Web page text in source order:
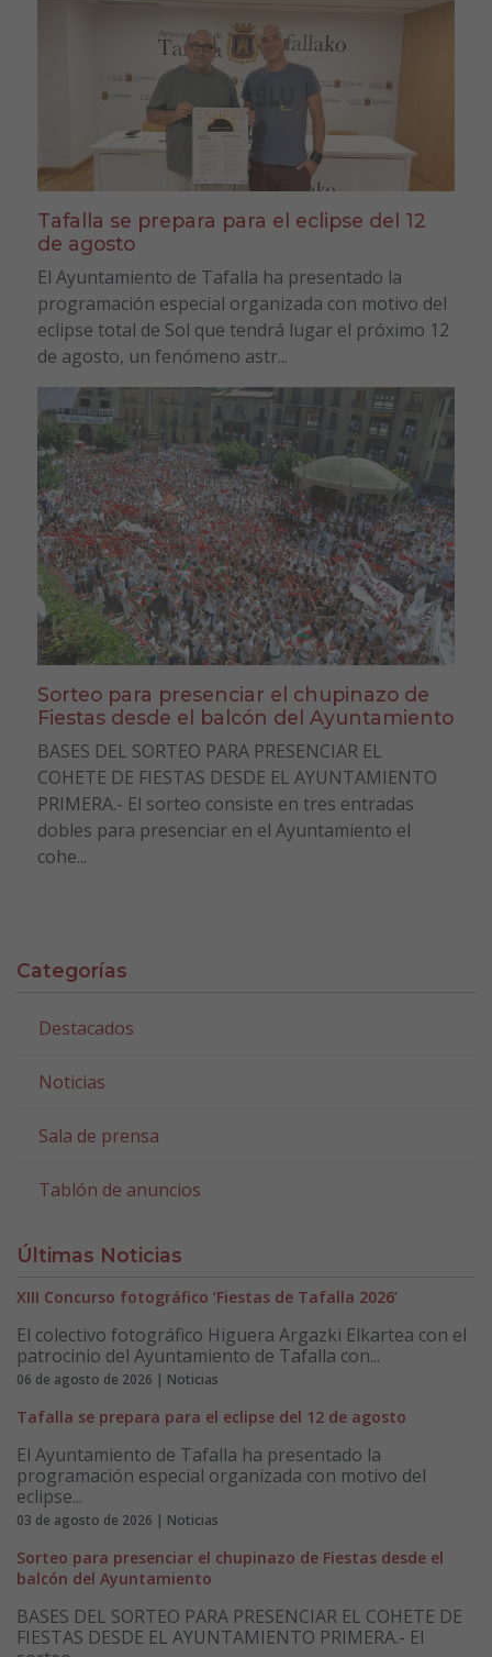
Tafalla se prepara para el eclipse del 12
de agosto
El Ayuntamiento de Tafalla ha presentado la
programación especial organizada con motivo del
eclipse total de Sol que tendrá lugar el próximo 12
de agosto, un fenómeno astr...
Sorteo para presenciar el chupinazo de
Fiestas desde el balcón del Ayuntamiento
BASES DEL SORTEO PARA PRESENCIAR EL
COHETE DE FIESTAS DESDE EL AYUNTAMIENTO
PRIMERA.- El sorteo consiste en tres entradas
dobles para presenciar en el Ayuntamiento el
cohe...
Categorías
Destacados
Noticias
Sala de prensa
Tablón de anuncios
Últimas Noticias
XIII Concurso fotográfico ‘Fiestas de Tafalla 2026’
El colectivo fotográfico Higuera Argazki Elkartea con el
patrocinio del Ayuntamiento de Tafalla con...
06 de agosto de 2026 | Noticias
Tafalla se prepara para el eclipse del 12 de agosto
El Ayuntamiento de Tafalla ha presentado la
programación especial organizada con motivo del
eclipse...
03 de agosto de 2026 | Noticias
Sorteo para presenciar el chupinazo de Fiestas desde el
balcón del Ayuntamiento
BASES DEL SORTEO PARA PRESENCIAR EL COHETE DE
FIESTAS DESDE EL AYUNTAMIENTO PRIMERA.- El